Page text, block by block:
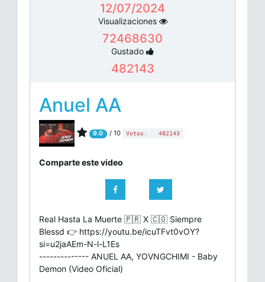
12/07/2024
Visualizaciones
72468630
Gustado
482143
Anuel AA
9.0 / 10 Votos: 482143
Comparte este video
Real Hasta La Muerte 🇵🇷 X 🇨🇴 Siempre
Blessd 👉 https://youtu.be/icuTFvt0vOY?
si=u2jaAEm-N-l-L1Es
-------------- ANUEL AA, YOVNGCHIMI - Baby
Demon (Video Oficial)